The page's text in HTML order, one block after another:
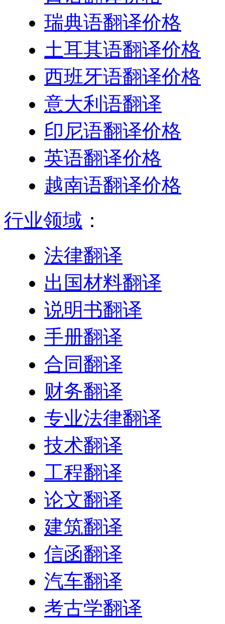
瑞典语翻译价格
土耳其语翻译价格
西班牙语翻译价格
意大利语翻译
印尼语翻译价格
英语翻译价格
越南语翻译价格
行业领域 ：
法律翻译
出国材料翻译
说明书翻译
手册翻译
合同翻译
财务翻译
专业法律翻译
技术翻译
工程翻译
论文翻译
建筑翻译
信函翻译
汽车翻译
考古学翻译